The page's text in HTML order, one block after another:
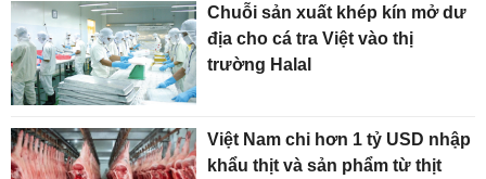
Chuỗi sản xuất khép kín mở dư
địa cho cá tra Việt vào thị
trường Halal
Việt Nam chi hơn 1 tỷ USD nhập
khẩu thịt và sản phẩm từ thịt